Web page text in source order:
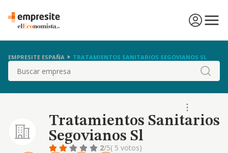
EMPRESITE ESPAÑA TRATAMIENTOS SANITARIOS SEGOVIANOS SL
Buscar
Tratamientos Sanitarios
Segovianos Sl
2/5( 5 votos)